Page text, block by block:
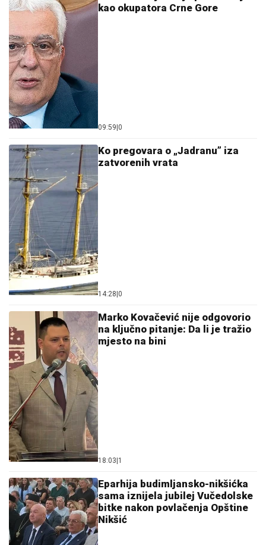
kao okupatora Crne Gore
09:59|0
Ko pregovara o „Jadranu” iza
zatvorenih vrata
14:28|0
Marko Kovačević nije odgovorio
na ključno pitanje: Da li je tražio
mjesto na bini
18:03|1
Eparhija budimljansko-nikšićka
sama iznijela jubilej Vučedolske
bitke nakon povlačenja Opštine
Nikšić